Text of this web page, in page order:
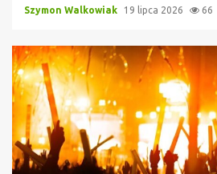
Szymon Walkowiak 19 lipca 2026 66